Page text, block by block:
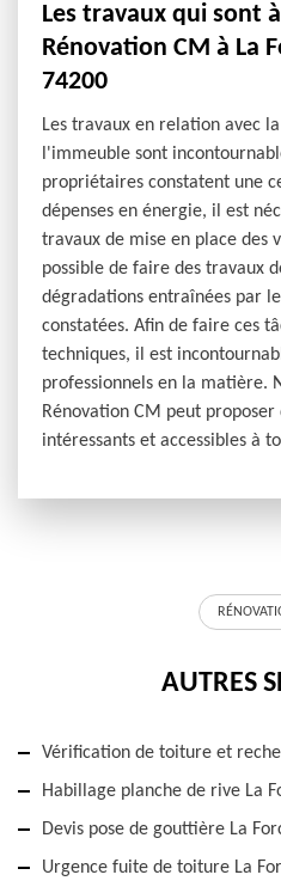
Les travaux qui sont
Rénovation CM à La
74200
Les travaux en relation avec
l'immeuble sont
propriétaires constatent une
dépenses en énergie, il est
travaux de mise en place des
possible de faire des travaux
dégradations entraînées par
constatées. Afin de faire ces
techniques, il est
professionnels en la matière.
Rénovation CM peut
intéressants et accessibles à
AUTRES
Vérification de toiture et
Habillage planche de rive La
Devis pose de gouttière La
Urgence fuite de toiture La